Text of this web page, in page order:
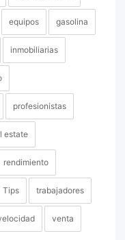
equipos gasolina
inmobiliarias
profesionistas
estate
rendimiento
Tips trabajadores
venta